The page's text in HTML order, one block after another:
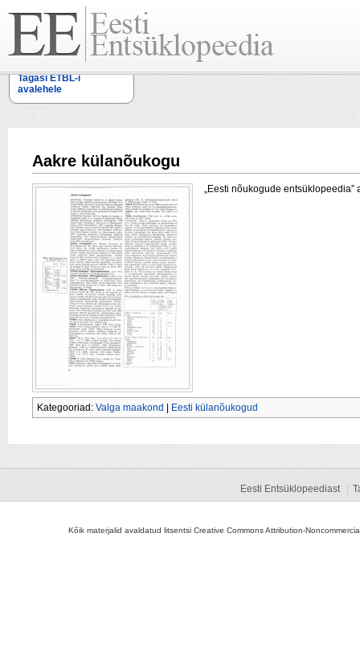
Tagasi ETBL-i
avalehele
Aakre külanõukogu
„Eesti nõukogude
Kategooriad: Valga maakond Eesti külanõukogud
Eesti Entsüklopeediast
Kõik materjalid avaldatud litsentsi Creative Commons Attribution-